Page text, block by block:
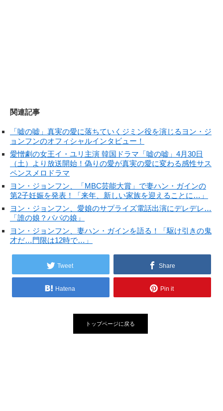
関連記事
「嘘の嘘」真実の愛に落ちていくジミン役を演じるヨン・ジ
ョンフンのオフィシャルインタビュー！
愛憎劇の女王イ・ユリ主演 韓国ドラマ「嘘の嘘」4月30日
（土）より放送開始！偽りの愛が真実の愛に変わる感性サス
ペンスメロドラマ
ヨン・ジョンフン、「MBC芸能大賞」で妻ハン・ガインの
第2子妊娠を発表！「来年、新しい家族を迎えることに…」
ヨン・ジョンフン、愛娘のサプライズ電話出演にデレデレ…
「誰の娘？パパの娘」
ヨン・ジョンフン、妻ハン・ガインを語る！「駆け引きの鬼
才だ…門限は12時で…」
Tweet Share
Hatena Pin it
トップページに戻る